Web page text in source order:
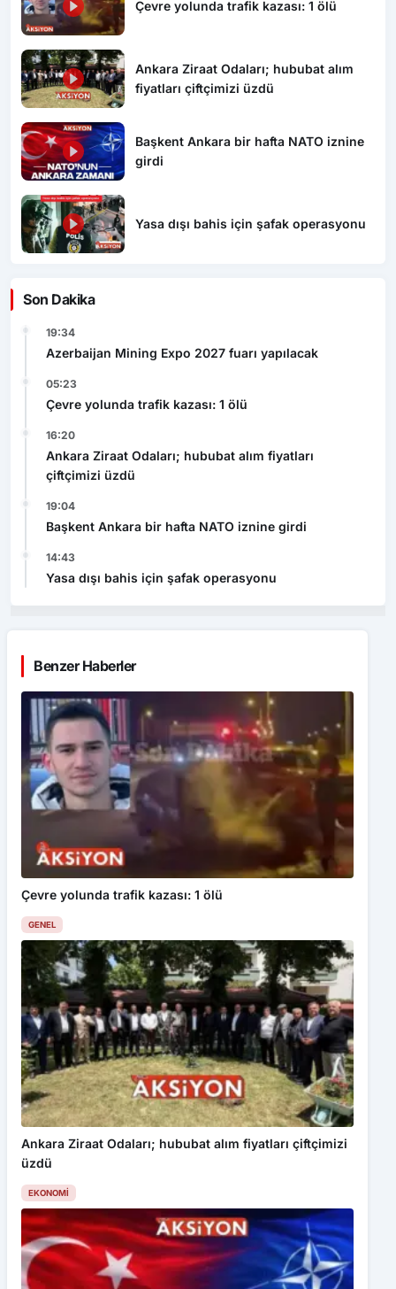
Çevre yolunda trafik kazası: 1 ölü
Ankara Ziraat Odaları; hububat alım
fiyatları çiftçimizi üzdü
Başkent Ankara bir hafta NATO iznine
girdi
Yasa dışı bahis için şafak operasyonu
Son Dakika
19:34
Azerbaijan Mining Expo 2027 fuarı yapılacak
05:23
Çevre yolunda trafik kazası: 1 ölü
16:20
Ankara Ziraat Odaları; hububat alım fiyatları
çiftçimizi üzdü
19:04
Başkent Ankara bir hafta NATO iznine girdi
14:43
Yasa dışı bahis için şafak operasyonu
Benzer Haberler
Çevre yolunda trafik kazası: 1 ölü
GENEL
Ankara Ziraat Odaları; hububat alım fiyatları çiftçimizi
üzdü
EKONOMI